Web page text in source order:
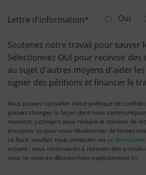
Lettre d'information Oui
Soutenez notre travail pour sauver
Sélectionnez OUI pour recevoir des
au sujet d'autres moyens d'aider
signer des pétitions et financer le
Vous pouvez consulter notre politique de
pouvez changer la façon dont nous
moment, y compris pour réduire le nombre de
envoyons ou pour vous désabonner de toutes
ce faire, veuillez nous contacter via ce
actuels : vous continuerez à recevoir des e-
vous ne vous en désinscriviez explicitement ici.